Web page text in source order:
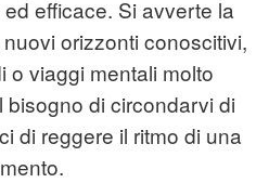
efficace. Si avverte la
orizzonti conoscitivi,
o viaggi mentali molto
bisogno di circondarvi di
di reggere il ritmo di una